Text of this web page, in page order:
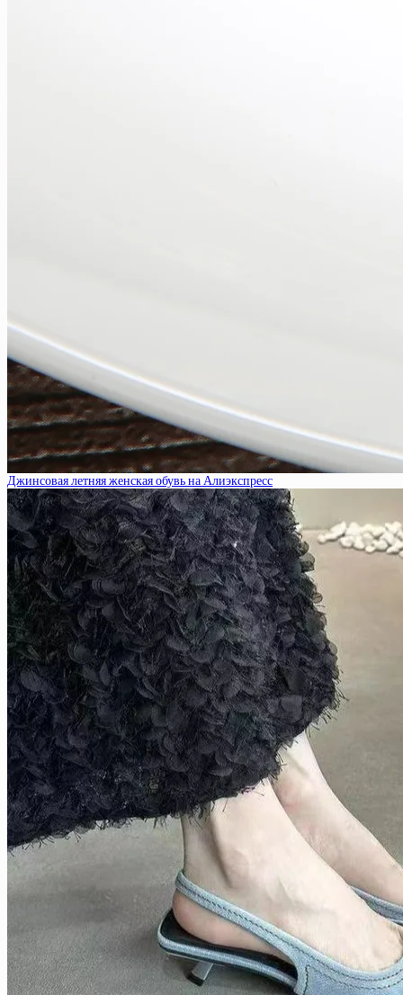
Джинсовая летняя женская обувь на Алиэкспресс